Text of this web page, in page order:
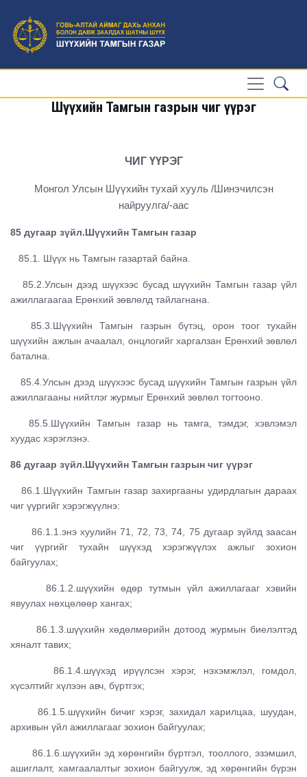
Шүүхийн Тамгын газрын чиг үүрэг
ЧИГ ҮҮРЭГ
Монгол Улсын Шүүхийн тухай хууль /Шинэчилсэн
найруулга/-аас
85 дугаар зүйл.Шүүхийн Тамгын газар
85.1. Шүүх нь Тамгын газартай байна.
85.2.Улсын дээд шүүхээс бусад шүүхийн Тамгын газар үйл
ажиллагаагаа Ерөнхий зөвлөлд тайлагнана.
85.3.Шүүхийн Тамгын газрын бүтэц, орон тоог тухайн
шүүхийн ажлын ачаалал, онцлогийг харгалзан Ерөнхий зөвлөл
батална.
85.4.Улсын дээд шүүхээс бусад шүүхийн Тамгын газрын үйл
ажиллагааны нийтлэг журмыг Ерөнхий зөвлөл тогтооно.
85.5.Шүүхийн Тамгын газар нь тамга, тэмдэг, хэвлэмэл
хуудас хэрэглэнэ.
86 дугаар зүйл.Шүүхийн Тамгын газрын чиг үүрэг
86.1.Шүүхийн Тамгын газар захиргааны удирдлагын дараах
чиг үүргийг хэрэгжүүлнэ:
86.1.1.энэ хуулийн 71, 72, 73, 74, 75 дугаар зүйлд заасан
чиг үүргийг тухайн шүүхэд хэрэгжүүлэх ажлыг зохион
байгуулах;
86.1.2.шүүхийн өдөр тутмын үйл ажиллагааг хэвийн
явуулах нөхцөлөөр хангах;
86.1.3.шүүхийн хөдөлмөрийн дотоод журмын биелэлтэд
хяналт тавих;
86.1.4.шүүхэд ирүүлсэн хэрэг, нэхэмжлэл, гомдол,
хүсэлтийг хүлээн авч, бүртгэх;
86.1.5.шүүхийн бичиг хэрэг, захидал харилцаа, шуудан,
архивын үйл ажиллагааг зохион байгуулах;
86.1.6.шүүхийн эд хөрөнгийн бүртгэл, тооллого, эзэмшил,
ашиглалт, хамгаалалтыг зохион байгуулж, эд хөрөнгийн бүрэн